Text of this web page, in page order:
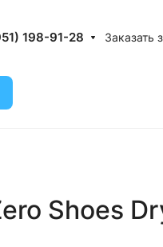
198-91-28 Заказать
Shoes